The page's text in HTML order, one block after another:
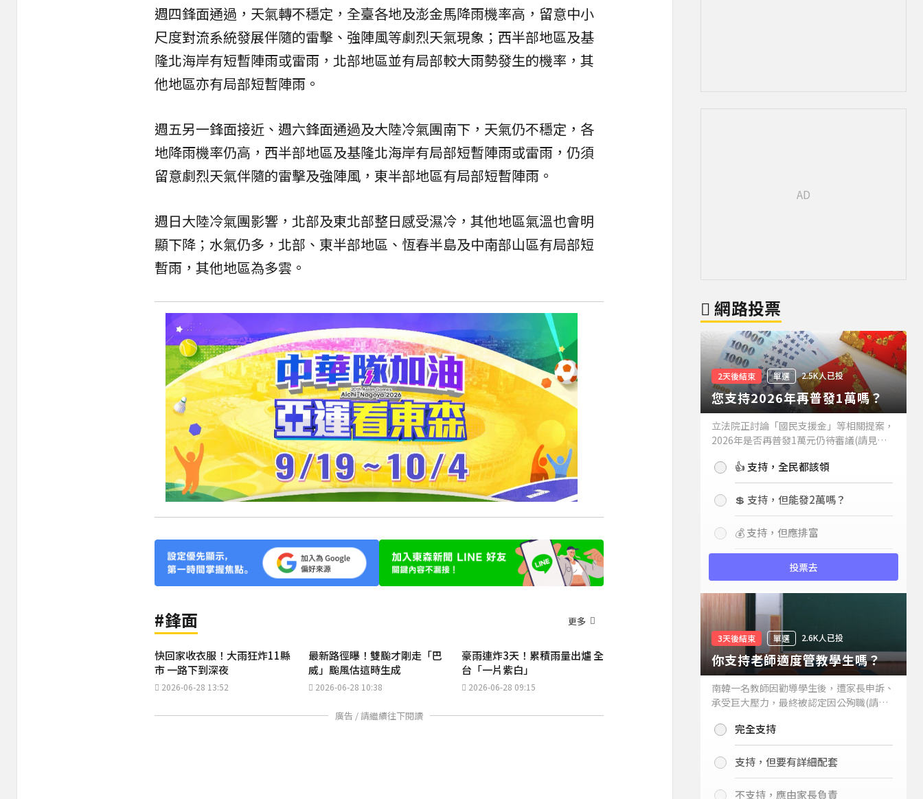
週四鋒面通過，天氣轉不穩定，全臺各地及澎金馬降雨機率高，留意中小
尺度對流系統發展伴隨的雷擊、強陣風等劇烈天氣現象；西半部地區及基
隆北海岸有短暫陣雨或雷雨，北部地區並有局部較大雨勢發生的機率，其
他地區亦有局部短暫陣雨。
週五另一鋒面接近、週六鋒面通過及大陸冷氣團南下，天氣仍不穩定，各
地降雨機率仍高，西半部地區及基隆北海岸有局部短暫陣雨或雷雨，仍須
留意劇烈天氣伴隨的雷擊及強陣風，東半部地區有局部短暫陣雨。
週日大陸冷氣團影響，北部及東北部整日感受濕冷，其他地區氣溫也會明
顯下降；水氣仍多，北部、東半部地區、恆春半島及中南部山區有局部短
暫雨，其他地區為多雲。
#鋒面 更多
快回家收衣服！大雨狂炸11縣
市 一路下到深夜
2026-06-28 13:52
最新路徑曝！雙颱才剛走「巴
威」颱風估這時生成
2026-06-28 10:38
豪雨連炸3天！累積雨量出爐 全
台「一片紫白」
2026-06-28 09:15
廣告 / 請繼續往下閱讀
網路投票
2天後結束 單選 2.5K人已投
您支持2026年再普發1萬嗎？
立法院正討論「國民支援金」等相關提案，
2026年是否再普發1萬元仍待審議(請見下
持嗎？👍 支持，全民都該領
💲 支持，但能發2萬嗎？
💰 支持，但應排富
投票去
3天後結束 單選 2.6K人已投
你支持老師適度管教學生嗎？
南韓一名教師因勸導學生後，遭家長申訴、
承受巨大壓力，最終被認定因公殉職(請見
你支持老師適度管教學生嗎？
完全支持
支持，但要有詳細配套
不支持，應由家長負責